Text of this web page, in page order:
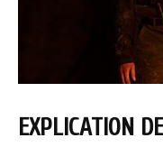
EXPLICATION